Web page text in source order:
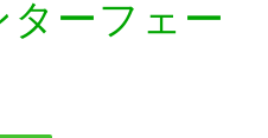
ターフェー